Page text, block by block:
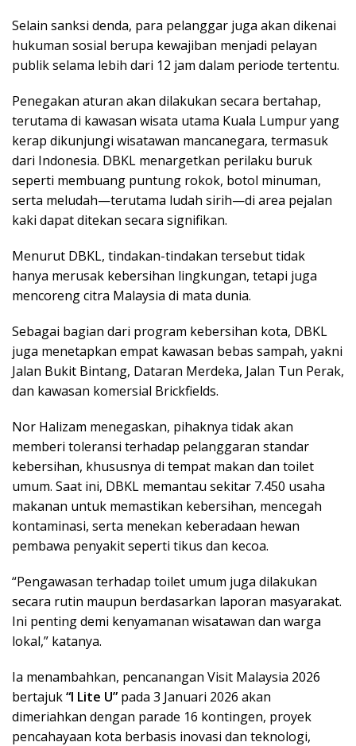
Selain sanksi denda, para pelanggar juga akan dikenai
hukuman sosial berupa kewajiban menjadi pelayan
publik selama lebih dari 12 jam dalam periode tertentu.
Penegakan aturan akan dilakukan secara bertahap,
terutama di kawasan wisata utama Kuala Lumpur yang
kerap dikunjungi wisatawan mancanegara, termasuk
dari Indonesia. DBKL menargetkan perilaku buruk
seperti membuang puntung rokok, botol minuman,
serta meludah—terutama ludah sirih—di area pejalan
kaki dapat ditekan secara signifikan.
Menurut DBKL, tindakan-tindakan tersebut tidak
hanya merusak kebersihan lingkungan, tetapi juga
mencoreng citra Malaysia di mata dunia.
Sebagai bagian dari program kebersihan kota, DBKL
juga menetapkan empat kawasan bebas sampah, yakni
Jalan Bukit Bintang, Dataran Merdeka, Jalan Tun Perak,
dan kawasan komersial Brickfields.
Nor Halizam menegaskan, pihaknya tidak akan
memberi toleransi terhadap pelanggaran standar
kebersihan, khususnya di tempat makan dan toilet
umum. Saat ini, DBKL memantau sekitar 7.450 usaha
makanan untuk memastikan kebersihan, mencegah
kontaminasi, serta menekan keberadaan hewan
pembawa penyakit seperti tikus dan kecoa.
“Pengawasan terhadap toilet umum juga dilakukan
secara rutin maupun berdasarkan laporan masyarakat.
Ini penting demi kenyamanan wisatawan dan warga
lokal,” katanya.
Ia menambahkan, pencanangan Visit Malaysia 2026
bertajuk“I Lite U” pada 3 Januari 2026 akan
dimeriahkan dengan parade 16 kontingen, proyek
pencahayaan kota berbasis inovasi dan teknologi,